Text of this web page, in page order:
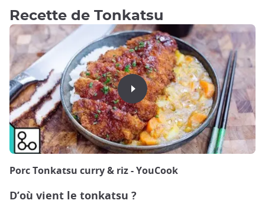
Recette de Tonkatsu
Porc Tonkatsu curry & riz - YouCook
D’où vient le tonkatsu ?